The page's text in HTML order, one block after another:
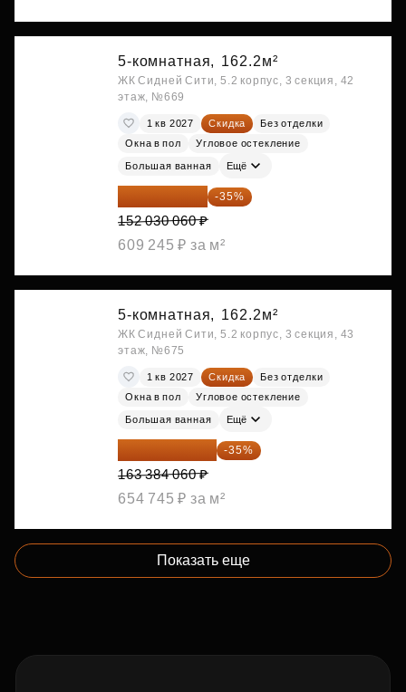
5-комнатная, 162.2м²
ЖК Сидней Сити, 5.2 корпус, 3 секция, 42
этаж, №669
1 кв 2027 Скидка
Без отделки
Окна в пол
Угловое остекление
Большая ванная Ещё
98 819 539 ₽ -35%
152 030 060 ₽
609 245 ₽ за м²
5-комнатная, 162.2м²
ЖК Сидней Сити, 5.2 корпус, 3 секция, 43
этаж, №675
1 кв 2027 Скидка
Без отделки
Окна в пол
Угловое остекление
Большая ванная Ещё
106 199 639 ₽ -35%
163 384 060 ₽
654 745 ₽ за м²
Показать еще